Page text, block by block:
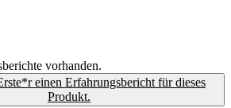
vorhanden.
einen Erfahrungsbericht für dieses
Produkt.